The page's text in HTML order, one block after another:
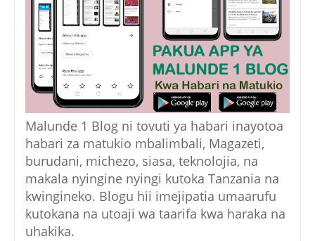
Malunde 1 Blog ni tovuti ya habari inayotoa
habari za matukio mbalimbali, Magazeti,
burudani, michezo, siasa, teknolojia, na
makala nyingine nyingi kutoka Tanzania na
kwingineko. Blogu hii imejipatia umaarufu
kutokana na utoaji wa taarifa kwa haraka na
uhakika.